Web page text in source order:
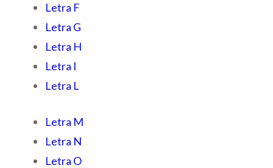
Letra F
Letra G
Letra H
Letra I
Letra L
Letra M
Letra N
Letra O